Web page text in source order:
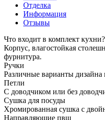
Отделка
Информация
Отзывы
Что входит в комплект кухни?
Корпус, влагостойкая
фурнитура.
Ручки
Различные варианты
Петли
С доводчиком или без
Сушка для посуды
Хромированная сушка с
Направляющие пвш